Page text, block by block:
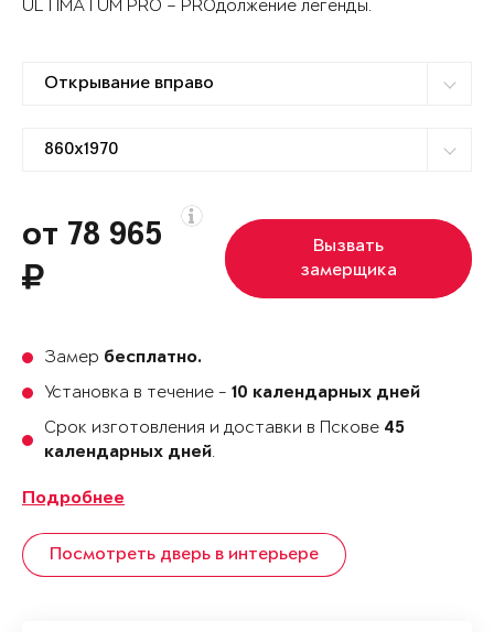
ULTIMATUM PRO – PROдолжение легенды.
от 78 965
Вызвать
замерщика
Замер бесплатно.
Установка в течение - 10 календарных дней
Срок изготовления и доставки в Пскове 45
календарных дней.
Подробнее
Посмотреть дверь в интерьере